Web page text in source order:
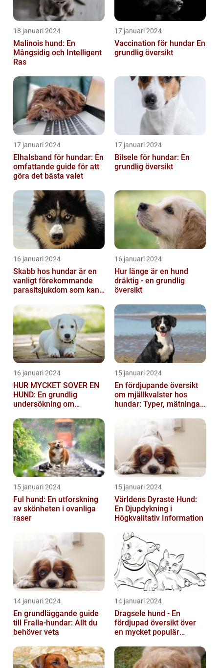
18 januari 2024
Malinois hund: En
Mångsidig och Intelligent
Ras
17 januari 2024
Vaccination för hundar En
grundlig översikt
17 januari 2024
Elhalsband för hundar: En
omfattande guide för att
göra det bästa valet
17 januari 2024
Bilsele för hundar: En
grundlig översikt
16 januari 2024
Skabb hos hundar är en
vanligt förekommande
parasitsjukdom som kan
och smittsa...
16 januari 2024
Hur länge är en hund
dräktig - en grundlig
översikt
16 januari 2024
HUR MYCKET SOVER EN
HUND: En grundlig
undersökning om
15 januari 2024
En fördjupande översikt
om mjällkvalster hos
hundar: Typer, mätningar
15 januari 2024
Ful hund: En utforskning
av skönheten i ovanliga
raser
15 januari 2024
Världens Dyraste Hund:
En Djupdykning i
Högkvalitativ Information
14 januari 2024
En grundläggande guide
till Fralla-hundar: Allt du
behöver veta
14 januari 2024
Dragsele hund - En
fördjupad översikt över
en mycket populär